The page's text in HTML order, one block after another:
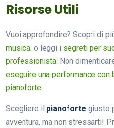
Risorse Utili
Vuoi approfondire? Scopri di
musica, o leggi i segreti per
professionista. Non
eseguire una performance con
pianoforte.
Scegliere il pianoforte giusto
avventura, ma non stressarti!